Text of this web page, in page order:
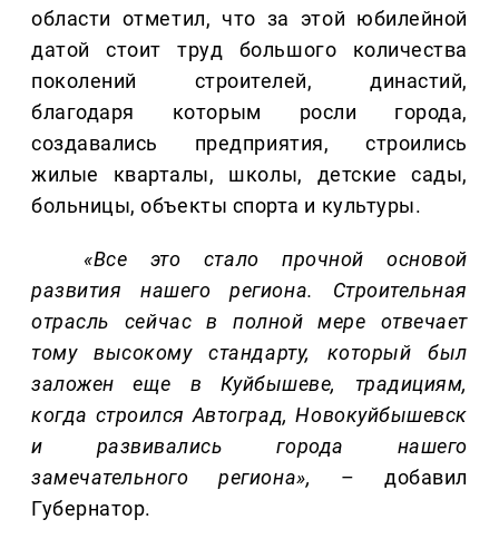
области отметил, что за этой юбилейной
датой стоит труд большого количества
поколений строителей, династий,
благодаря которым росли города,
создавались предприятия, строились
жилые кварталы, школы, детские сады,
больницы, объекты спорта и культуры.
«Все это стало прочной основой
развития нашего региона. Строительная
отрасль сейчас в полной мере отвечает
тому высокому стандарту, который был
заложен еще в Куйбышеве, традициям,
когда строился Автоград, Новокуйбышевск
и развивались города нашего
замечательного региона»,
– добавил
Губернатор.